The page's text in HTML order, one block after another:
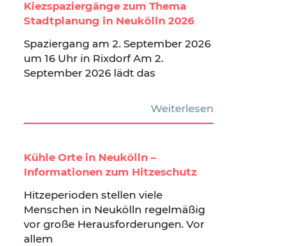
Kiezspaziergänge zum Thema
Stadtplanung in Neukölln 2026
Spaziergang am 2. September 2026
um 16 Uhr in Rixdorf Am 2.
September 2026 lädt das
Weiterlesen
Kühle Orte in Neukölln –
Informationen zum Hitzeschutz
Hitzeperioden stellen viele
Menschen in Neukölln regelmäßig
vor große Herausforderungen. Vor
allem